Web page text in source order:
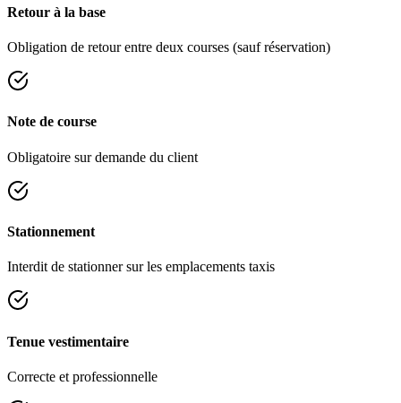
Retour à la base
Obligation de retour entre deux courses (sauf réservation)
Note de course
Obligatoire sur demande du client
Stationnement
Interdit de stationner sur les emplacements taxis
Tenue vestimentaire
Correcte et professionnelle